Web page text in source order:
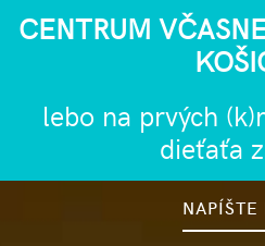
CENTRUM
lebo na prvých
dieťaťa
NAPÍŠTE